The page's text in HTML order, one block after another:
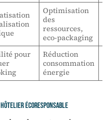
Optimisation
des
ressources,
eco-packaging
pour
Réduction
consommation
énergie
écoresponsable